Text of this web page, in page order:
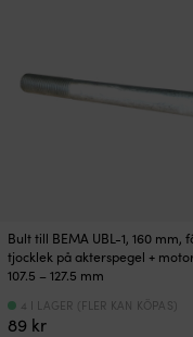
Bult till BEMA UBL-1, 160 mm,
tjocklek på akterspegel +
107.5 – 127.5 mm
89 kr
4 I LAGER (FLER KAN KÖPAS)